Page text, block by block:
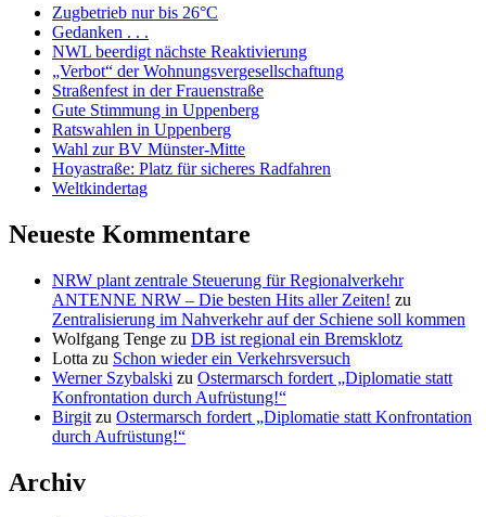
Zugbetrieb nur bis 26°C
Gedanken . . .
NWL beerdigt nächste Reaktivierung
„Verbot“ der Wohnungsvergesellschaftung
Straßenfest in der Frauenstraße
Gute Stimmung in Uppenberg
Ratswahlen in Uppenberg
Wahl zur BV Münster-Mitte
Hoyastraße: Platz für sicheres Radfahren
Weltkindertag
Neueste Kommentare
NRW plant zentrale Steuerung für Regionalverkehr
ANTENNE NRW – Die besten Hits aller Zeiten! zu
Zentralisierung im Nahverkehr auf der Schiene soll kommen
Wolfgang Tenge zu DB ist regional ein Bremsklotz
Lotta zu Schon wieder ein Verkehrsversuch
Werner Szybalski zu Ostermarsch fordert „Diplomatie statt
Konfrontation durch Aufrüstung!“
Birgit zu Ostermarsch fordert „Diplomatie statt Konfrontation
durch Aufrüstung!“
Archiv